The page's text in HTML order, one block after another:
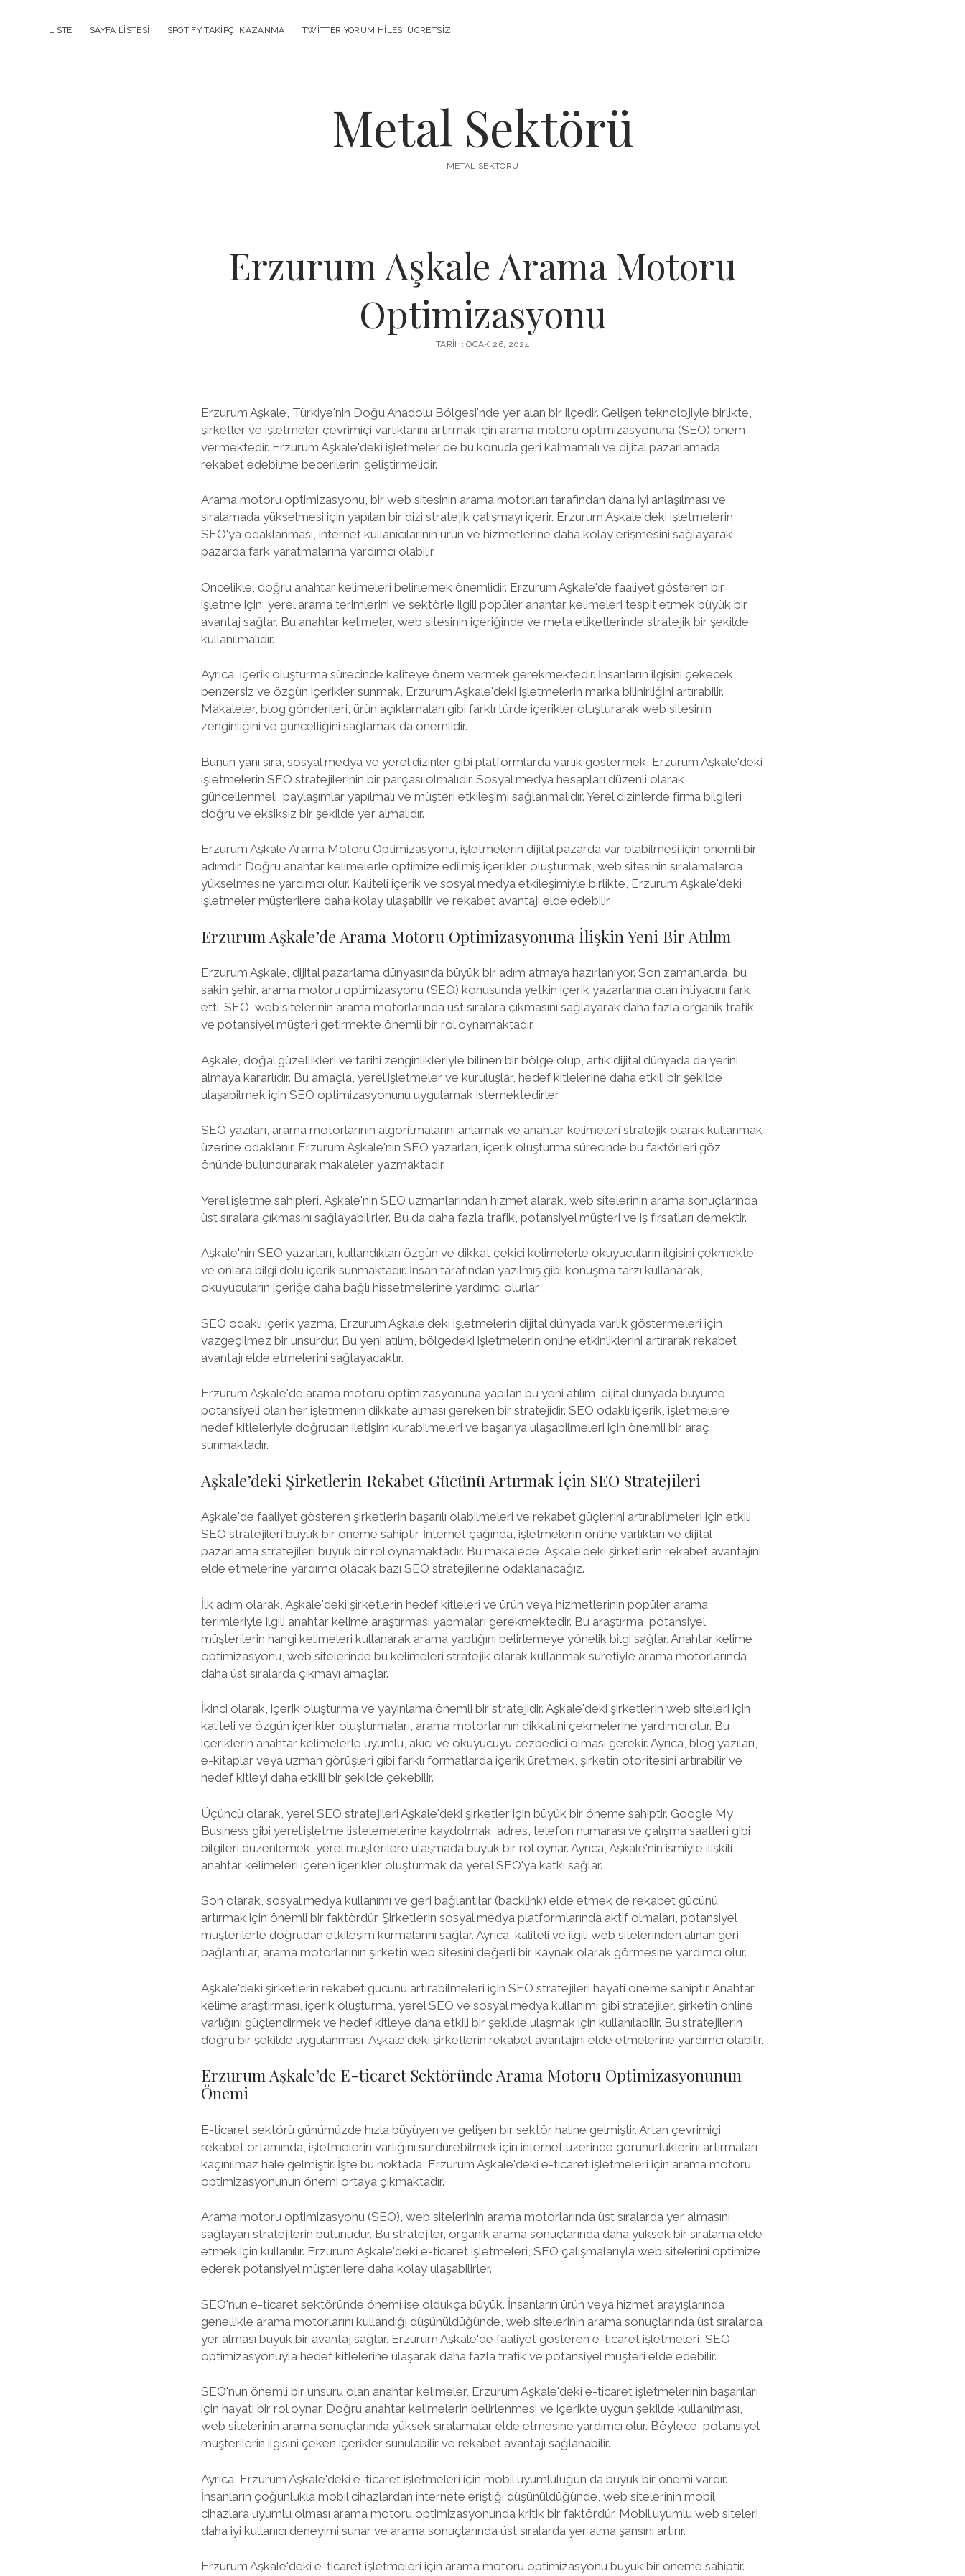
LISTE SAYFA LISTESI SPOTIFY TAKIPÇI KAZANMA TWITTER YORUM HILESI ÜCRETSIZ
Metal Sektörü
METAL SEKTÖRÜ
Erzurum Aşkale Arama Motoru
Optimizasyonu
TARIH: OCAK 26, 2024
Erzurum Aşkale, Türkiye'nin Doğu Anadolu Bölgesi'nde yer alan bir ilçedir. Gelişen teknolojiyle birlikte,
şirketler ve işletmeler çevrimiçi varlıklarını artırmak için arama motoru optimizasyonuna (SEO) önem
vermektedir. Erzurum Aşkale'deki işletmeler de bu konuda geri kalmamalı ve dijital pazarlamada
rekabet edebilme becerilerini geliştirmelidir.
Arama motoru optimizasyonu, bir web sitesinin arama motorları tarafından daha iyi anlaşılması ve
sıralamada yükselmesi için yapılan bir dizi stratejik çalışmayı içerir. Erzurum Aşkale'deki işletmelerin
SEO'ya odaklanması, internet kullanıcılarının ürün ve hizmetlerine daha kolay erişmesini sağlayarak
pazarda fark yaratmalarına yardımcı olabilir.
Öncelikle, doğru anahtar kelimeleri belirlemek önemlidir. Erzurum Aşkale'de faaliyet gösteren bir
işletme için, yerel arama terimlerini ve sektörle ilgili popüler anahtar kelimeleri tespit etmek büyük bir
avantaj sağlar. Bu anahtar kelimeler, web sitesinin içeriğinde ve meta etiketlerinde stratejik bir şekilde
kullanılmalıdır.
Ayrıca, içerik oluşturma sürecinde kaliteye önem vermek gerekmektedir. İnsanların ilgisini çekecek,
benzersiz ve özgün içerikler sunmak, Erzurum Aşkale'deki işletmelerin marka bilinirliğini artırabilir.
Makaleler, blog gönderileri, ürün açıklamaları gibi farklı türde içerikler oluşturarak web sitesinin
zenginliğini ve güncelliğini sağlamak da önemlidir.
Bunun yanı sıra, sosyal medya ve yerel dizinler gibi platformlarda varlık göstermek, Erzurum Aşkale'deki
işletmelerin SEO stratejilerinin bir parçası olmalıdır. Sosyal medya hesapları düzenli olarak
güncellenmeli, paylaşımlar yapılmalı ve müşteri etkileşimi sağlanmalıdır. Yerel dizinlerde firma bilgileri
doğru ve eksiksiz bir şekilde yer almalıdır.
Erzurum Aşkale Arama Motoru Optimizasyonu, işletmelerin dijital pazarda var olabilmesi için önemli bir
adımdır. Doğru anahtar kelimelerle optimize edilmiş içerikler oluşturmak, web sitesinin sıralamalarda
yükselmesine yardımcı olur. Kaliteli içerik ve sosyal medya etkileşimiyle birlikte, Erzurum Aşkale'deki
işletmeler müşterilere daha kolay ulaşabilir ve rekabet avantajı elde edebilir.
Erzurum Aşkale’de Arama Motoru Optimizasyonuna İlişkin Yeni Bir Atılım
Erzurum Aşkale, dijital pazarlama dünyasında büyük bir adım atmaya hazırlanıyor. Son zamanlarda, bu
sakin şehir, arama motoru optimizasyonu (SEO) konusunda yetkin içerik yazarlarına olan ihtiyacını fark
etti. SEO, web sitelerinin arama motorlarında üst sıralara çıkmasını sağlayarak daha fazla organik trafik
ve potansiyel müşteri getirmekte önemli bir rol oynamaktadır.
Aşkale, doğal güzellikleri ve tarihi zenginlikleriyle bilinen bir bölge olup, artık dijital dünyada da yerini
almaya kararlıdır. Bu amaçla, yerel işletmeler ve kuruluşlar, hedef kitlelerine daha etkili bir şekilde
ulaşabilmek için SEO optimizasyonunu uygulamak istemektedirler.
SEO yazıları, arama motorlarının algoritmalarını anlamak ve anahtar kelimeleri stratejik olarak kullanmak
üzerine odaklanır. Erzurum Aşkale'nin SEO yazarları, içerik oluşturma sürecinde bu faktörleri göz
önünde bulundurarak makaleler yazmaktadır.
Yerel işletme sahipleri, Aşkale'nin SEO uzmanlarından hizmet alarak, web sitelerinin arama sonuçlarında
üst sıralara çıkmasını sağlayabilirler. Bu da daha fazla trafik, potansiyel müşteri ve iş fırsatları demektir.
Aşkale'nin SEO yazarları, kullandıkları özgün ve dikkat çekici kelimelerle okuyucuların ilgisini çekmekte
ve onlara bilgi dolu içerik sunmaktadır. İnsan tarafından yazılmış gibi konuşma tarzı kullanarak,
okuyucuların içeriğe daha bağlı hissetmelerine yardımcı olurlar.
SEO odaklı içerik yazma, Erzurum Aşkale'deki işletmelerin dijital dünyada varlık göstermeleri için
vazgeçilmez bir unsurdur. Bu yeni atılım, bölgedeki işletmelerin online etkinliklerini artırarak rekabet
avantajı elde etmelerini sağlayacaktır.
Erzurum Aşkale'de arama motoru optimizasyonuna yapılan bu yeni atılım, dijital dünyada büyüme
potansiyeli olan her işletmenin dikkate alması gereken bir stratejidir. SEO odaklı içerik, işletmelere
hedef kitleleriyle doğrudan iletişim kurabilmeleri ve başarıya ulaşabilmeleri için önemli bir araç
sunmaktadır.
Aşkale’deki Şirketlerin Rekabet Gücünü Artırmak İçin SEO Stratejileri
Aşkale'de faaliyet gösteren şirketlerin başarılı olabilmeleri ve rekabet güçlerini artırabilmeleri için etkili
SEO stratejileri büyük bir öneme sahiptir. İnternet çağında, işletmelerin online varlıkları ve dijital
pazarlama stratejileri büyük bir rol oynamaktadır. Bu makalede, Aşkale'deki şirketlerin rekabet avantajını
elde etmelerine yardımcı olacak bazı SEO stratejilerine odaklanacağız.
İlk adım olarak, Aşkale'deki şirketlerin hedef kitleleri ve ürün veya hizmetlerinin popüler arama
terimleriyle ilgili anahtar kelime araştırması yapmaları gerekmektedir. Bu araştırma, potansiyel
müşterilerin hangi kelimeleri kullanarak arama yaptığını belirlemeye yönelik bilgi sağlar. Anahtar kelime
optimizasyonu, web sitelerinde bu kelimeleri stratejik olarak kullanmak suretiyle arama motorlarında
daha üst sıralarda çıkmayı amaçlar.
İkinci olarak, içerik oluşturma ve yayınlama önemli bir stratejidir. Aşkale'deki şirketlerin web siteleri için
kaliteli ve özgün içerikler oluşturmaları, arama motorlarının dikkatini çekmelerine yardımcı olur. Bu
içeriklerin anahtar kelimelerle uyumlu, akıcı ve okuyucuyu cezbedici olması gerekir. Ayrıca, blog yazıları,
e-kitaplar veya uzman görüşleri gibi farklı formatlarda içerik üretmek, şirketin otoritesini artırabilir ve
hedef kitleyi daha etkili bir şekilde çekebilir.
Üçüncü olarak, yerel SEO stratejileri Aşkale'deki şirketler için büyük bir öneme sahiptir. Google My
Business gibi yerel işletme listelemelerine kaydolmak, adres, telefon numarası ve çalışma saatleri gibi
bilgileri düzenlemek, yerel müşterilere ulaşmada büyük bir rol oynar. Ayrıca, Aşkale'nin ismiyle ilişkili
anahtar kelimeleri içeren içerikler oluşturmak da yerel SEO'ya katkı sağlar.
Son olarak, sosyal medya kullanımı ve geri bağlantılar (backlink) elde etmek de rekabet gücünü
artırmak için önemli bir faktördür. Şirketlerin sosyal medya platformlarında aktif olmaları, potansiyel
müşterilerle doğrudan etkileşim kurmalarını sağlar. Ayrıca, kaliteli ve ilgili web sitelerinden alınan geri
bağlantılar, arama motorlarının şirketin web sitesini değerli bir kaynak olarak görmesine yardımcı olur.
Aşkale'deki şirketlerin rekabet gücünü artırabilmeleri için SEO stratejileri hayati öneme sahiptir. Anahtar
kelime araştırması, içerik oluşturma, yerel SEO ve sosyal medya kullanımı gibi stratejiler, şirketin online
varlığını güçlendirmek ve hedef kitleye daha etkili bir şekilde ulaşmak için kullanılabilir. Bu stratejilerin
doğru bir şekilde uygulanması, Aşkale'deki şirketlerin rekabet avantajını elde etmelerine yardımcı olabilir.
Erzurum Aşkale’de E-ticaret Sektöründe Arama Motoru Optimizasyonunun
Önemi
E-ticaret sektörü günümüzde hızla büyüyen ve gelişen bir sektör haline gelmiştir. Artan çevrimiçi
rekabet ortamında, işletmelerin varlığını sürdürebilmek için internet üzerinde görünürlüklerini artırmaları
kaçınılmaz hale gelmiştir. İşte bu noktada, Erzurum Aşkale'deki e-ticaret işletmeleri için arama motoru
optimizasyonunun önemi ortaya çıkmaktadır.
Arama motoru optimizasyonu (SEO), web sitelerinin arama motorlarında üst sıralarda yer almasını
sağlayan stratejilerin bütünüdür. Bu stratejiler, organik arama sonuçlarında daha yüksek bir sıralama elde
etmek için kullanılır. Erzurum Aşkale'deki e-ticaret işletmeleri, SEO çalışmalarıyla web sitelerini optimize
ederek potansiyel müşterilere daha kolay ulaşabilirler.
SEO'nun e-ticaret sektöründe önemi ise oldukça büyük. İnsanların ürün veya hizmet arayışlarında
genellikle arama motorlarını kullandığı düşünüldüğünde, web sitelerinin arama sonuçlarında üst sıralarda
yer alması büyük bir avantaj sağlar. Erzurum Aşkale'de faaliyet gösteren e-ticaret işletmeleri, SEO
optimizasyonuyla hedef kitlelerine ulaşarak daha fazla trafik ve potansiyel müşteri elde edebilir.
SEO'nun önemli bir unsuru olan anahtar kelimeler, Erzurum Aşkale'deki e-ticaret işletmelerinin başarıları
için hayati bir rol oynar. Doğru anahtar kelimelerin belirlenmesi ve içerikte uygun şekilde kullanılması,
web sitelerinin arama sonuçlarında yüksek sıralamalar elde etmesine yardımcı olur. Böylece, potansiyel
müşterilerin ilgisini çeken içerikler sunulabilir ve rekabet avantajı sağlanabilir.
Ayrıca, Erzurum Aşkale'deki e-ticaret işletmeleri için mobil uyumluluğun da büyük bir önemi vardır.
İnsanların çoğunlukla mobil cihazlardan internete eriştiği düşünüldüğünde, web sitelerinin mobil
cihazlara uyumlu olması arama motoru optimizasyonunda kritik bir faktördür. Mobil uyumlu web siteleri,
daha iyi kullanıcı deneyimi sunar ve arama sonuçlarında üst sıralarda yer alma şansını artırır.
Erzurum Aşkale'deki e-ticaret işletmeleri için arama motoru optimizasyonu büyük bir öneme sahiptir.